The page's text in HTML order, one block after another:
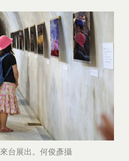
台展出。何俊彥攝